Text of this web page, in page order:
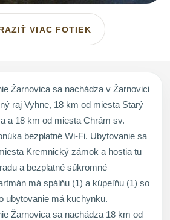
VIAC FOTIEK
Žarnovica sa nachádza v Žarnovici
raj Vyhne, 18 km od miesta Starý
a 18 km od miesta Chrám sv.
bezplatné Wi-Fi. Ubytovanie sa
Kremnický zámok a hostia tu
a bezplatné súkromné
má spálňu (1) a kúpeľňu (1) so
ubytovanie má kuchynku.
Žarnovica sa nachádza 18 km od